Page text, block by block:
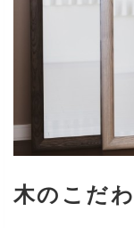
木のこだわ